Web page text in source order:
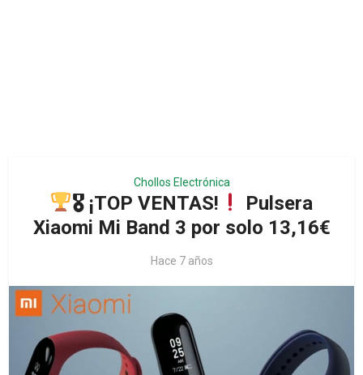
Chollos Electrónica
🎖 ¡TOP VENTAS!
Pulsera
Xiaomi Mi Band 3 por solo 13,16€
Hace 7 años